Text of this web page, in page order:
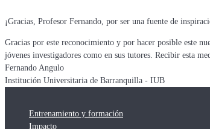
¡Gracias, Profesor Fernando, por ser una fuente de
Gracias por este reconocimiento y por hacer posible este
jóvenes investigadores como en sus tutores. Recibir esta
Fernando Angulo
Institución Universitaria de Barranquilla - IUB
Entrenamiento y formación
Impacto